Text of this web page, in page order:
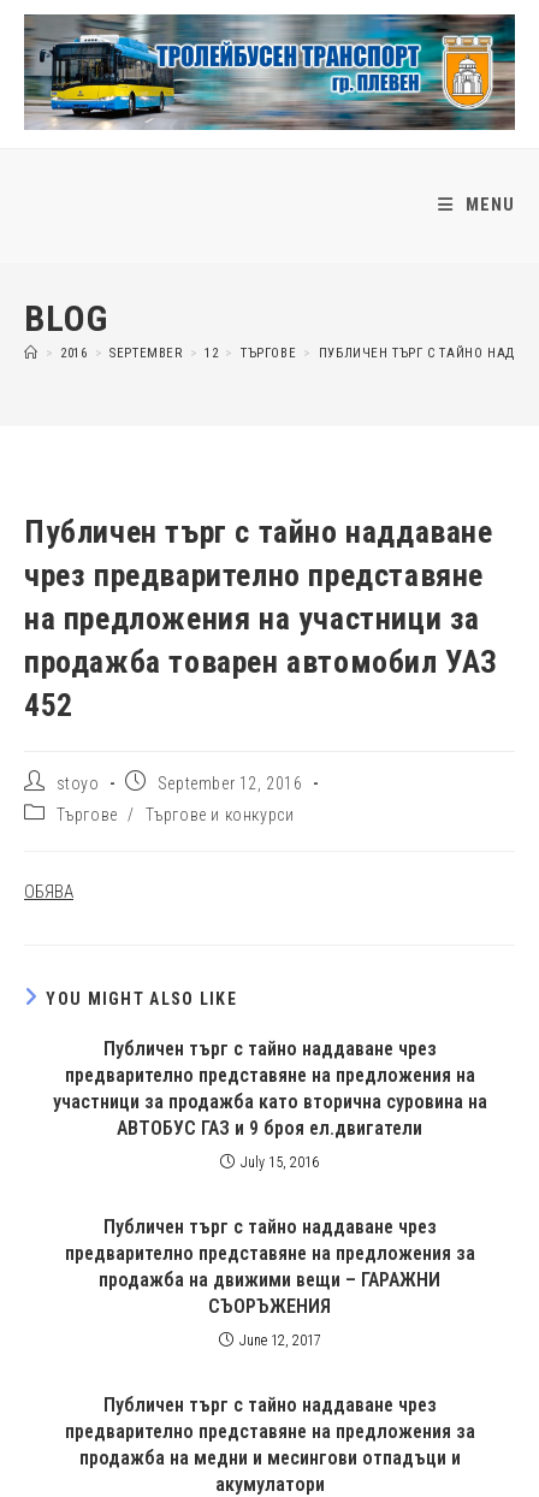
Skip
content
MENU
BLOG
> 2016 > SEPTEMBER > 12 > ТЪРГОВЕ > ПУБЛИЧЕН ТЪРГ С ТАЙНО
Публичен търг с тайно наддаване
чрез предварително представяне
на предложения на участници за
продажба товарен автомобил УАЗ
452
Post
author:
stoyo
PostSeptember 12, 2016
PostТъргове / Търгове и конкурси
ОБЯВА
YOU MIGHT ALSO LIKE
Публичен търг с тайно наддаване чрез
предварително представяне на предложения на
участници за продажба като вторична суровина на
АВТОБУС ГАЗ и 9 броя ел.двигатели
July 15, 2016
Публичен търг с тайно наддаване чрез
предварително представяне на предложения за
продажба на движими вещи – ГАРАЖНИ
СЪОРЪЖЕНИЯ
June 12, 2017
Публичен търг с тайно наддаване чрез
предварително представяне на предложения за
продажба на медни и месингови отпадъци и
акумулатори